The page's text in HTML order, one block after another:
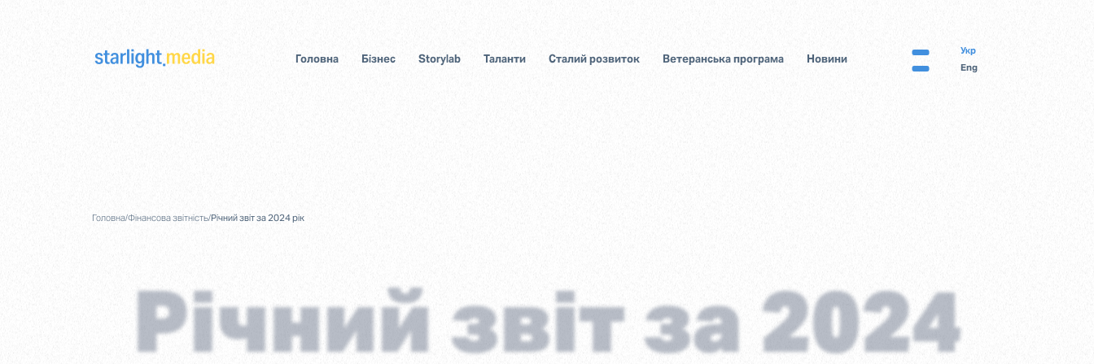
Головна Бізнес Storylab Таланти Сталий розвиток Ветеранська програма Новини
Укр
Eng
Головна/Фінансова звітність/Річний звіт за 2024 рік
Річний звіт за 2024